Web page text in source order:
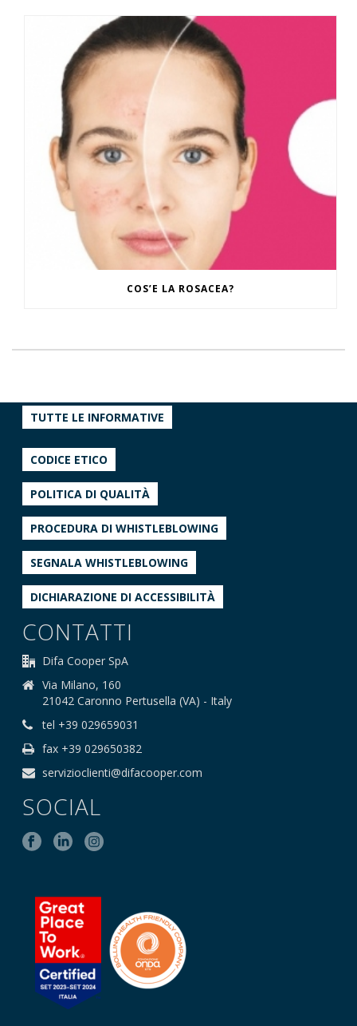
COS’E LA ROSACEA?
TUTTE LE INFORMATIVE
CODICE ETICO
POLITICA DI QUALITÀ
PROCEDURA DI WHISTLEBLOWING
SEGNALA WHISTLEBLOWING
DICHIARAZIONE DI ACCESSIBILITÀ
CONTATTI
Difa Cooper SpA
Via Milano, 160
21042 Caronno Pertusella (VA) - Italy
tel +39 029659031
fax +39 029650382
servizioclienti@difacooper.com
SOCIAL